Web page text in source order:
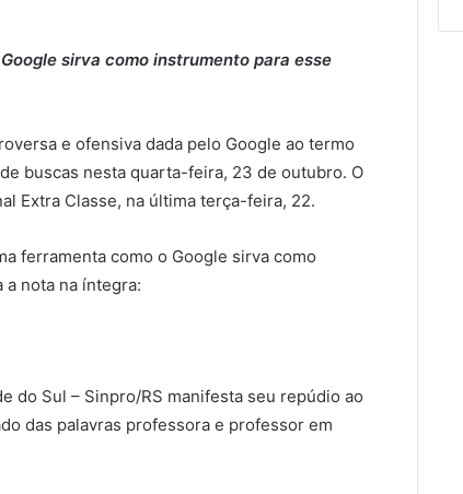
sirva como instrumento para esse
e ofensiva dada pelo Google ao termo
buscas nesta quarta-feira, 23 de outubro. O
Extra Classe, na última terça-feira, 22.
ferramenta como o Google sirva como
a nota na íntegra:
do Sul – Sinpro/RS manifesta seu repúdio ao
das palavras professora e professor em